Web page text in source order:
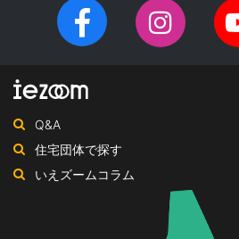
住宅会社を選びませんか？iezoom（い
住宅新聞社が、日頃の住宅業界への取
ーカー・工務店を紹介するサイトです。
Facebook
ー
ジ
Q&A
住宅団体で探す
いえズームコラム